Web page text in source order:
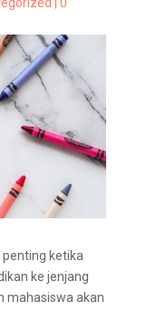
ketika
ke jenjang
mahasiswa akan